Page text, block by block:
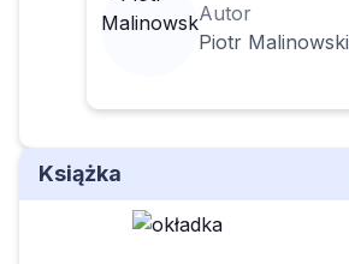
Autor
Piotr Malinowski
Książka